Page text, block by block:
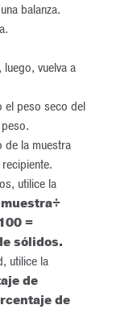
balanza.
luego, vuelva a
el peso seco del
de la muestra
utilice la
=
sólidos.
utilice la
de
de